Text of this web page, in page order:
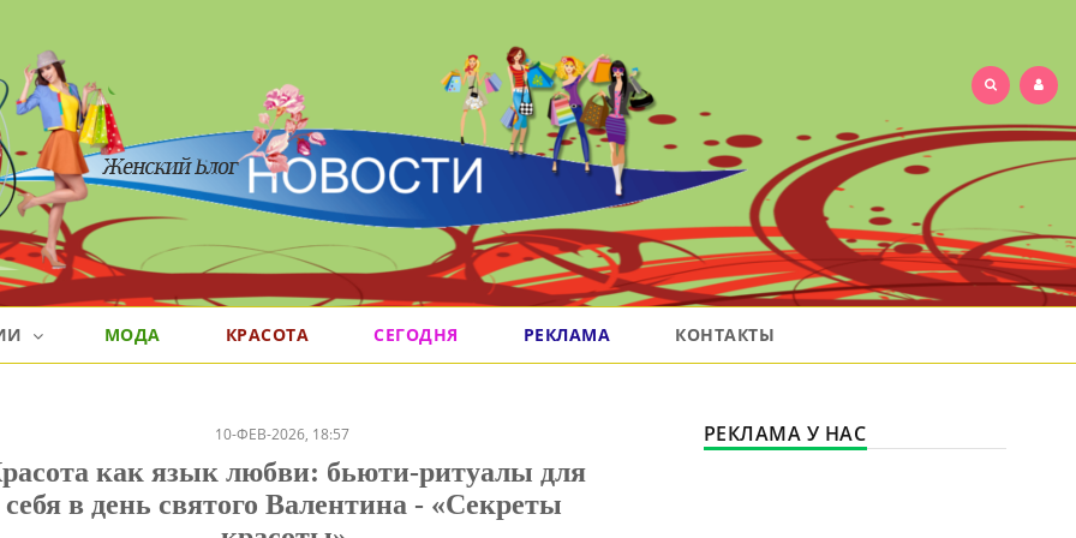
МОДА КРАСОТА СЕГОДНЯ РЕКЛАМА КОНТАКТЫ
10-ФЕВ-2026, 18:57
как язык любви: бьюти-ритуалы для
себя в день святого Валентина - «Секреты
РЕКЛАМА У НАС